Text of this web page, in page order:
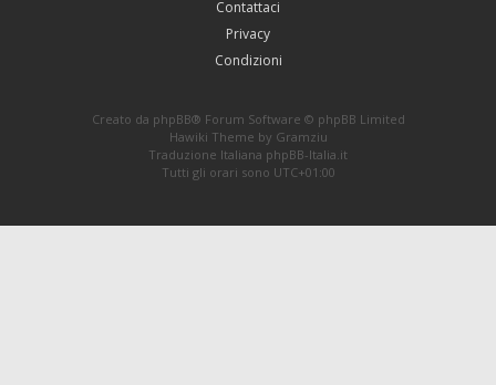
Contattaci
Privacy
Condizioni
Creato da phpBB® Forum Software © phpBB Limited
Hawiki Theme by Gramziu
Traduzione Italiana phpBB-Italia.it
Tutti gli orari sono UTC+01:00